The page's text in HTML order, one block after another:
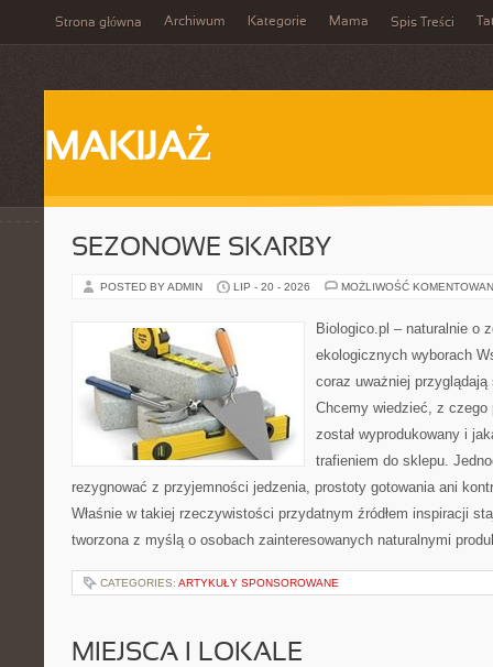
Strona główna Archiwum Kategorie Mama Spis Treści
MAKIJAŻ
SEZONOWE SKARBY
POSTED BY ADMIN LIP - 20 - 2026 MOŻLIWOŚĆ
Biologico.pl – naturalnie o
ekologicznych wyborach
coraz uważniej
Chcemy wiedzieć, z czego
został wyprodukowany i
trafieniem do sklepu.
rezygnować z przyjemności jedzenia, prostoty gotowania ani
Właśnie w takiej rzeczywistości przydatnym źródłem inspiracji
tworzona z myślą o osobach zainteresowanych naturalnymi
CATEGORIES: ARTYKUŁY SPONSOROWANE
MIEJSCA I LOKALE